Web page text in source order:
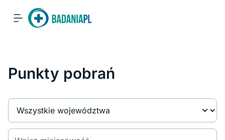
Punkty pobrań